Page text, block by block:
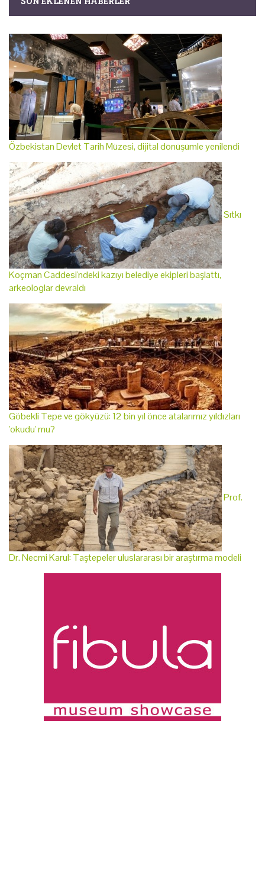
Özbekistan Devlet Tarih Müzesi, dijital dönüşümle yenilendi
Sıtkı
Koçman Caddesi'ndeki kazıyı belediye ekipleri başlattı,
arkeologlar devraldı
Göbekli Tepe ve gökyüzü: 12 bin yıl önce atalarımız yıldızları
'okudu' mu?
Prof.
Dr. Necmi Karul: Taştepeler uluslararası bir araştırma modeli